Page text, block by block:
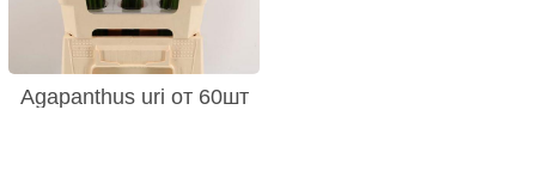
Agapanthus uri от 60шт